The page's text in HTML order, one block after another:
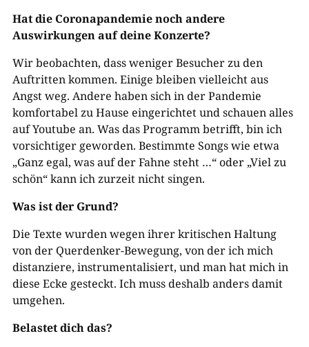
Hat die Coronapandemie noch andere
Auswirkungen auf deine Konzerte?
Wir beobachten, dass weniger Besucher zu den
Auftritten kommen. Einige bleiben vielleicht aus
Angst weg. Andere haben sich in der Pandemie
komfortabel zu Hause eingerichtet und schauen alles
auf Youtube an. Was das Programm betrifft, bin ich
vorsichtiger geworden. Bestimmte Songs wie etwa
„Ganz egal, was auf der Fahne steht …“ oder „Viel zu
schön“ kann ich zurzeit nicht singen.
Was ist der Grund?
Die Texte wurden wegen ihrer kritischen Haltung
von der Querdenker-Bewegung, von der ich mich
distanziere, instrumentalisiert, und man hat mich in
diese Ecke gesteckt. Ich muss deshalb anders damit
umgehen.
Belastet dich das?